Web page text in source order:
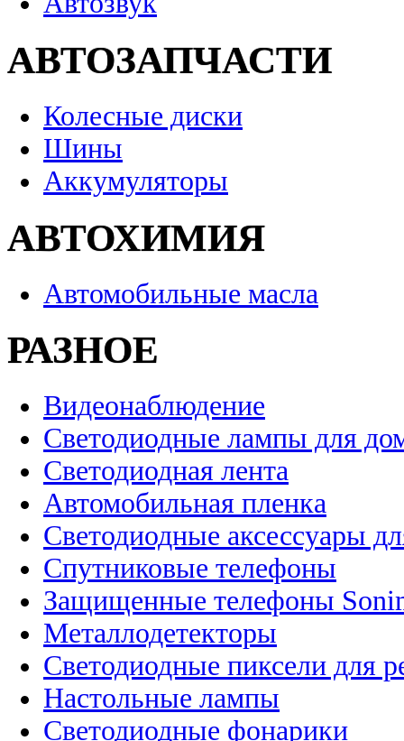
АВТОЗАПЧАСТИ
Колесные диски
Шины
Аккумуляторы
АВТОХИМИЯ
Автомобильные масла
РАЗНОЕ
Видеонаблюдение
Светодиодные лампы для
Светодиодная лента
Автомобильная пленка
Светодиодные аксессуары
Спутниковые телефоны
Защищенные телефоны
Металлодетекторы
Светодиодные пиксели для
Настольные лампы
Светодиодные фонарики